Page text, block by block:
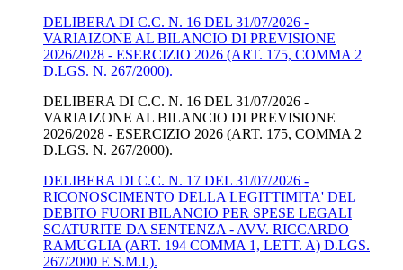
DELIBERA DI C.C. N. 16 DEL 31/07/2026 -
VARIAIZONE AL BILANCIO DI PREVISIONE
2026/2028 - ESERCIZIO 2026 (ART. 175, COMMA 2
D.LGS. N. 267/2000).
DELIBERA DI C.C. N. 16 DEL 31/07/2026 -
VARIAIZONE AL BILANCIO DI PREVISIONE
2026/2028 - ESERCIZIO 2026 (ART. 175, COMMA 2
D.LGS. N. 267/2000).
DELIBERA DI C.C. N. 17 DEL 31/07/2026 -
RICONOSCIMENTO DELLA LEGITTIMITA' DEL
DEBITO FUORI BILANCIO PER SPESE LEGALI
SCATURITE DA SENTENZA - AVV. RICCARDO
RAMUGLIA (ART. 194 COMMA 1, LETT. A) D.LGS.
267/2000 E S.M.I.).